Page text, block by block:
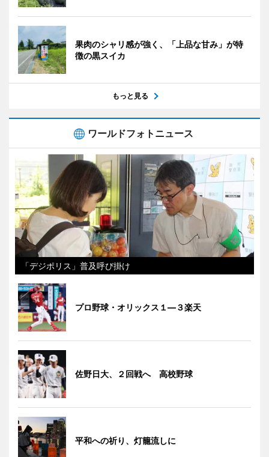
果肉のシャリ感が強く、「上品な甘み」が特
徴の黒スイカ
もっと見る
ワールドフォトニュース
「デジポリス」普及呼び掛け
プロ野球・オリックス１―３楽天
佐野日大、２回戦へ 高校野球
平和への祈り、灯籠流しに